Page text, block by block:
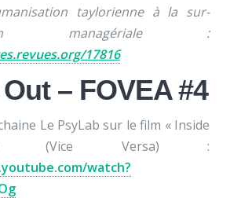
taylorienne à la sur-
managériale :
17816
– FOVEA #4
Le PsyLab sur le film « Inside
(Vice Versa) :
watch?